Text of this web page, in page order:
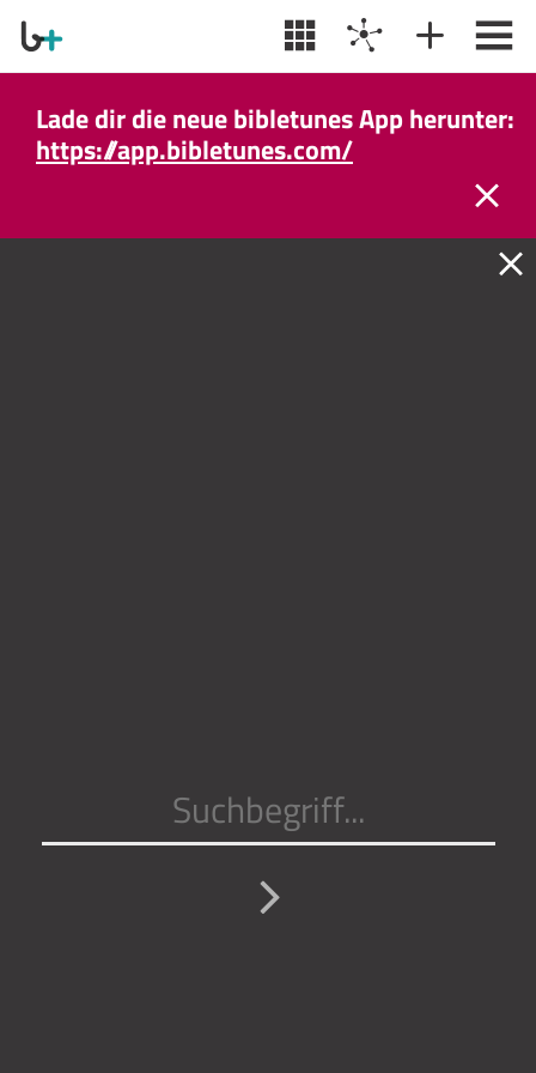
Lade dir die neue bibletunes App herunter:
https://app.bibletunes.com/